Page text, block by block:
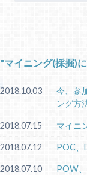
マイニング(採掘)
2018.10.03
今、参
ング方
2018.07.15 マイニ
2018.07.12 POC、
2018.07.10 POW